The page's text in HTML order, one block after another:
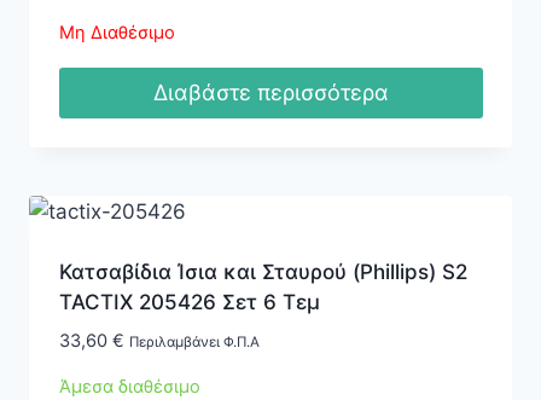
Μη Διαθέσιμο
Διαβάστε περισσότερα
Κατσαβίδια Ίσια και Σταυρού (Phillips) S2
TACTIX 205426 Σετ 6 Τεμ
33,60 € Περιλαμβάνει Φ.Π.Α
Άμεσα διαθέσιμο